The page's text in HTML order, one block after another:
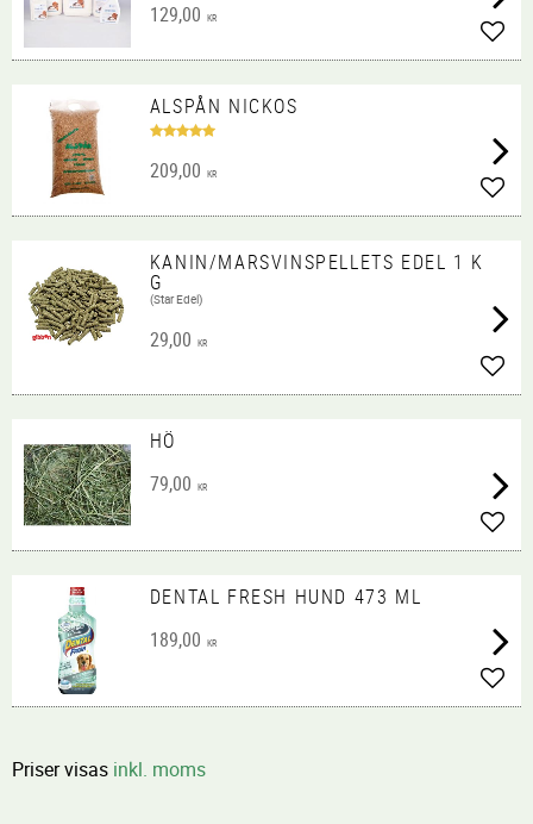
129,00 KR
ALSPÅN NICKOS
209,00 KR
KANIN/MARSVINSPELLETS EDEL 1 K
G
(Star Edel)
29,00 KR
HÖ
79,00 KR
DENTAL FRESH HUND 473 ML
189,00 KR
Priser visas inkl. moms